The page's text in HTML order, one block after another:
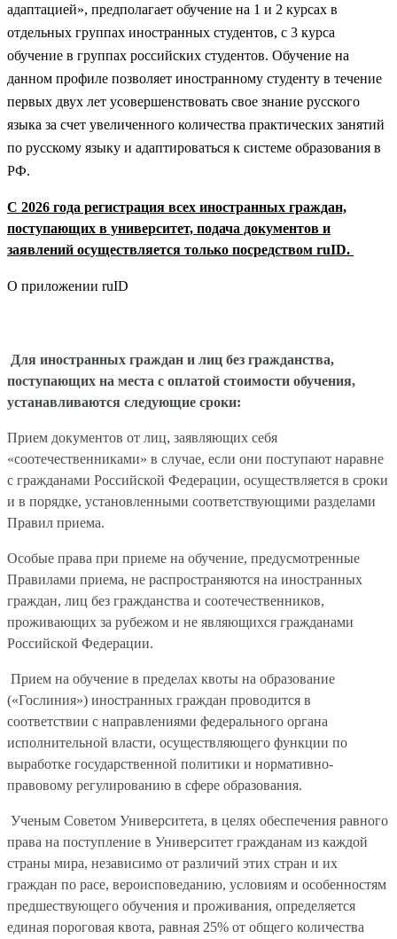
адаптацией», предполагает обучение на 1 и 2 курсах в
отдельных группах иностранных студентов, с 3 курса
обучение в группах российских студентов. Обучение на
данном профиле позволяет иностранному студенту в течение
первых двух лет усовершенствовать свое знание русского
языка за счет увеличенного количества практических занятий
по русскому языку и адаптироваться к системе образования в
РФ.
С 2026 года регистрация всех иностранных граждан,
поступающих в университет, подача документов и
заявлений осуществляется только посредством ruID.
О приложении ruID
Для иностранных граждан и лиц без гражданства,
поступающих на места с оплатой стоимости обучения,
устанавливаются следующие сроки:
Прием документов от лиц, заявляющих себя
«соотечественниками» в случае, если они поступают наравне
с гражданами Российской Федерации, осуществляется в сроки
и в порядке, установленными соответствующими разделами
Правил приема.
Особые права при приеме на обучение, предусмотренные
Правилами приема, не распространяются на иностранных
граждан, лиц без гражданства и соотечественников,
проживающих за рубежом и не являющихся гражданами
Российской Федерации.
Прием на обучение в пределах квоты на образование
(«Гослиния») иностранных граждан проводится в
соответствии с направлениями федерального органа
исполнительной власти, осуществляющего функции по
выработке государственной политики и нормативно-
правовому регулированию в сфере образования.
Ученым Советом Университета, в целях обеспечения равного
права на поступление в Университет гражданам из каждой
страны мира, независимо от различий этих стран и их
граждан по расе, вероисповеданию, условиям и особенностям
предшествующего обучения и проживания, определяется
единая пороговая квота, равная 25% от общего количества